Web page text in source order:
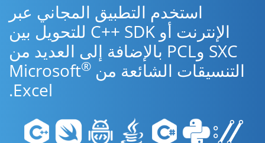
استخدم التطبيق المجاني عبر
الإنترنت أو C++ SDK للتحويل بين
SXC وPCL بالإضافة إلى العديد من
التنسيقات الشائعة من Microsoft ®
Excel.